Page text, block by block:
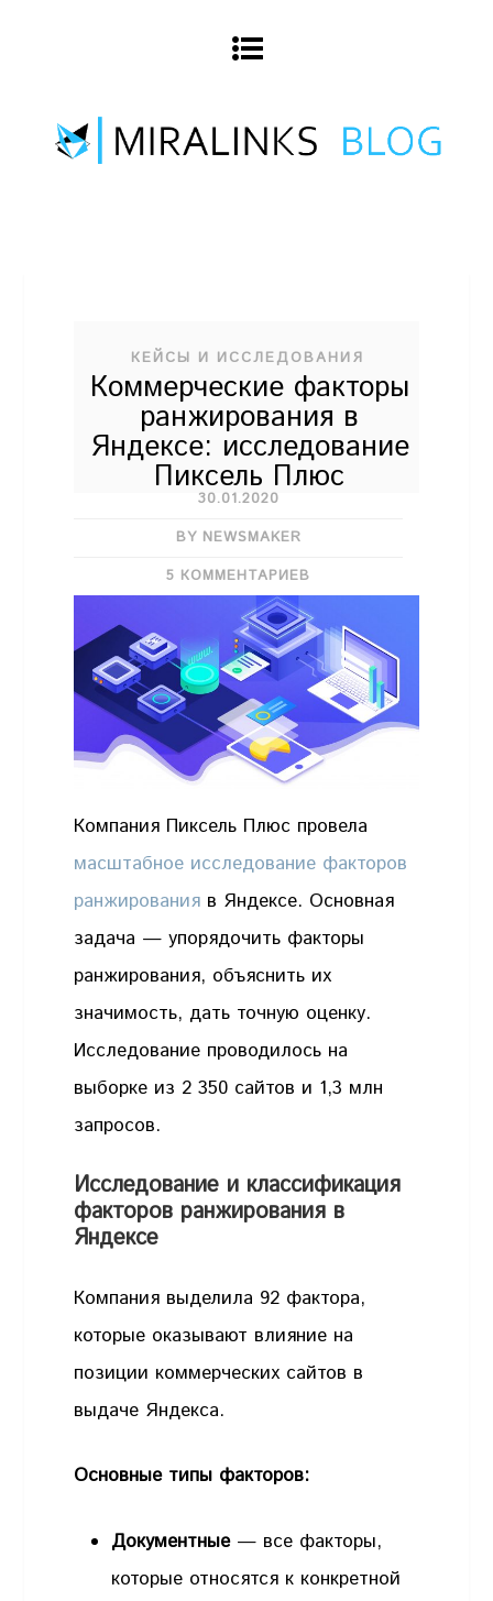
КЕЙСЫ И ИССЛЕДОВАНИЯ
Коммерческие факторы
ранжирования в
Яндексе: исследование
Пиксель Плюс
30.01.2020
BY NEWSMAKER
5 КОММЕНТАРИЕВ
Компания Пиксель Плюс провела
масштабное исследование факторов
ранжирования в Яндексе. Основная
задача — упорядочить факторы
ранжирования, объяснить их
значимость, дать точную оценку.
Исследование проводилось на
выборке из 2 350 сайтов и 1,3 млн
запросов.
Исследование и классификация
факторов ранжирования в
Яндексе
Компания выделила 92 фактора,
которые оказывают влияние на
позиции коммерческих сайтов в
выдаче Яндекса.
Основные типы факторов:
Документные — все факторы,
которые относятся к конкретной